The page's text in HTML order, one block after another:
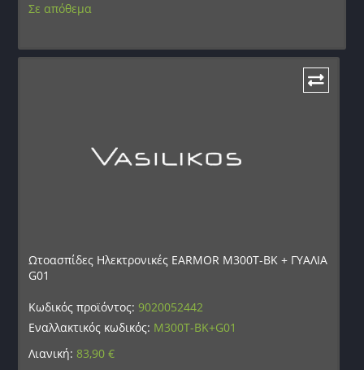
Σε απόθεμα
Ωτοασπίδες Ηλεκτρονικές EARMOR M300T-BK + ΓΥΑΛΙΑ
G01
Κωδικός προϊόντος:9020052442
Εναλλακτικός κωδικός: M300T-BK+G01
Λιανική:83,90€